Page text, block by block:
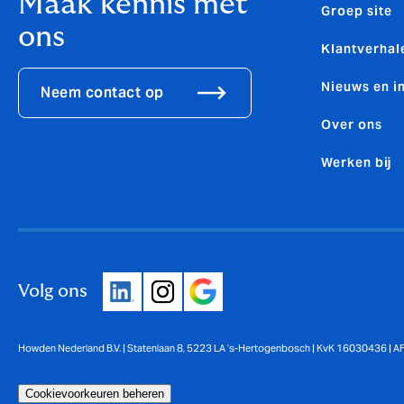
ons
Neem contact op
Groep site
Nieuws en
Over ons
Werken bij
Volg ons
Howden Nederland B.V. | Statenlaan 8, 5223 LA ’s-Hertogenbosch | KvK 16030436 |
Cookievoorkeuren beheren